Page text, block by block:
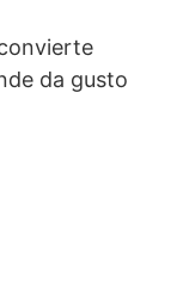
da gusto